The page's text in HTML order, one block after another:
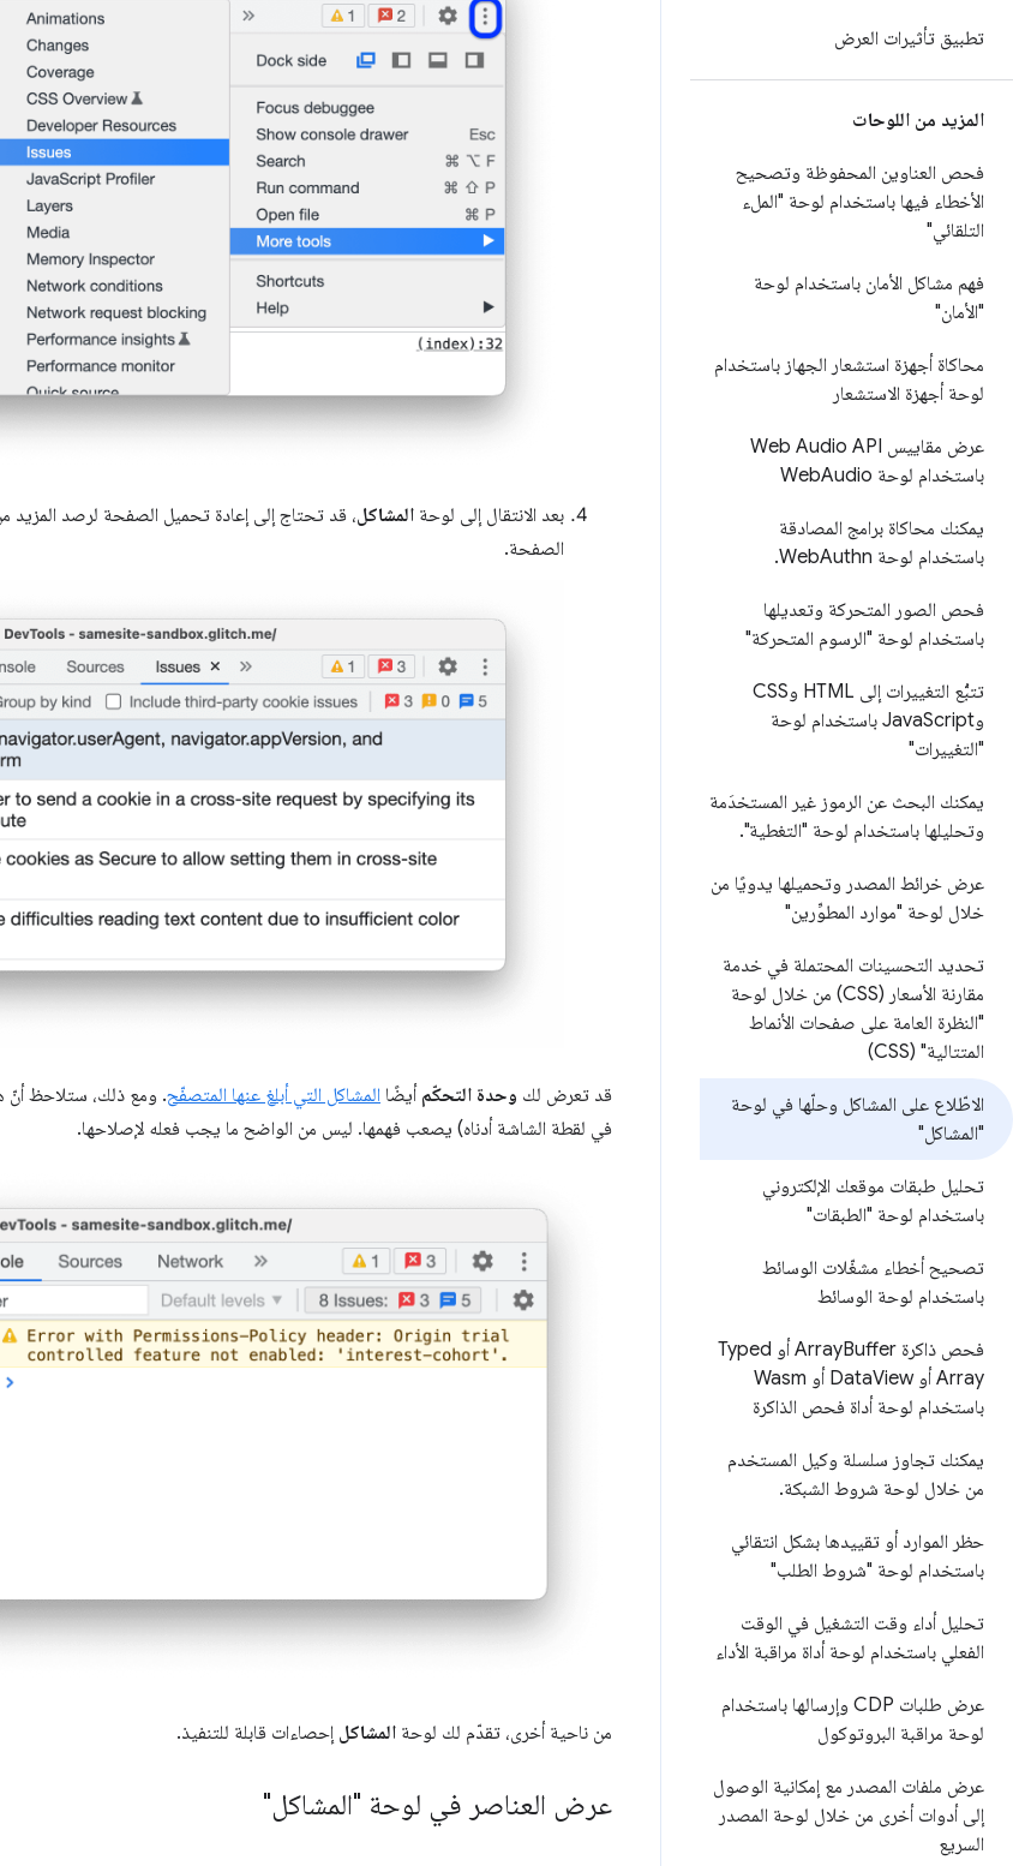
تطبيق تأثيرات العرض
المزيد من اللوحات
فحص العناوين المحفوظة وتصحيح
الأخطاء فيها باستخدام لوحة "الملء
التلقائي"
فهم مشاكل الأمان باستخدام لوحة
"الأمان"
محاكاة أجهزة استشعار الجهاز باستخدام
لوحة أجهزة الاستشعار
عرض مقاييس Web Audio API
باستخدام لوحة Web Audio
يمكنك محاكاة برامج المصادقة
باستخدام لوحة Web Authn
.
فحص الصور المتحركة وتعديلها
باستخدام لوحة "الرسوم المتحركة"
تتبُّع التغييرات إلى HTML وCSS
وJava
Script باستخدام لوحة
"التغييرات"
يمكنك البحث عن الرموز غير المستخدَمة
وتحليلها باستخدام لوحة "التغطية".
عرض خرائط المصدر وتحميلها يدويًا من
خلال لوحة "موارد المطوِّرين"
تحديد التحسينات المحتملة في خدمة
مقارنة الأسعار (CSS) من خلال لوحة
"النظرة العامة على صفحات الأنماط
المتتالية" (CSS)
الاطّلاع على المشاكل وحلّها في لوحة
"المشاكل"
تحليل طبقات موقعك الإلكتروني
باستخدام لوحة "الطبقات"
تصحيح أخطاء مشغّلات الوسائط
باستخدام لوحة الوسائط
فحص ذاكرة Array Buffer أو Typed
Array أو Data
View أو Wasm
باستخدام لوحة أداة فحص الذاكرة
يمكنك تجاوز سلسلة وكيل المستخدم
من خلال لوحة شروط الشبكة.
حظر الموارد أو تقييدها بشكل انتقائي
باستخدام لوحة "شروط الطلب"
تحليل أداء وقت التشغيل في الوقت
الفعلي باستخدام لوحة أداة مراقبة الأداء
عرض طلبات CDP وإرسالها باستخدام
لوحة مراقبة البروتوكول
عرض ملفات المصدر مع إمكانية الوصول
إلى أدوات أخرى من خلال لوحة المصدر
السريع
بعد الانتقال إلى لوحة المشاكل، قد تحتاج إلى إعادة تحميل الصفحة لرصد المزيد
الصفحة.
قد تعرض لك وحدة التحكّم أيضًا المشاكل التي أبلغ عنها المتصفّح. ومع ذلك، ستلاحظ أنّ
في لقطة الشاشة أدناه) يصعب فهمها. ليس من الواضح ما يجب فعله لإصلاحها.
من ناحية أخرى، تقدّم لك لوحة المشاكل إحصاءات قابلة للتنفيذ.
عرض العناصر في لوحة "المشاكل"